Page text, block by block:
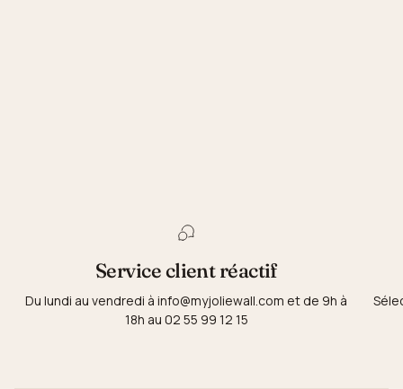
Service client réactif
Du lundi au vendredi à info@myjoliewall.com et de 9h à
18h au 02 55 99 12 15